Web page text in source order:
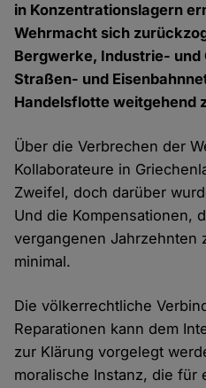
in Konzentrationslagern
Wehrmacht sich
Bergwerke, Industrie- und
Straßen- und
Handelsflotte weitgehend
Über die Verbrechen der
Kollaborateure in
Zweifel, doch darüber
Und die Kompensationen,
vergangenen Jahrzehnten
minimal.
Die völkerrechtliche
Reparationen kann dem
zur Klärung vorgelegt
moralische Instanz, die für